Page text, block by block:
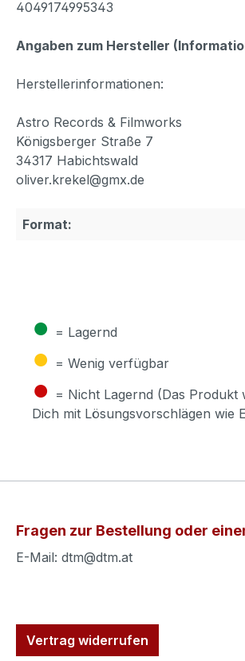
4049174995343
Angaben zum Hersteller
Herstellerinformationen:
Astro Records & Filmworks
Königsberger Straße 7
34317 Habichtswald
oliver.krekel@gmx.de
Format:
● = Lagernd
● = Wenig verfügbar
● = Nicht Lagernd (Das
Dich mit Lösungsvorschlägen wie
Fragen zur Bestellung oder
E-Mail: dtm@dtm.at
Vertrag widerrufen